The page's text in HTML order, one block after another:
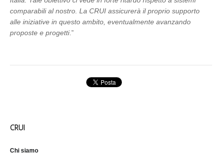
comparabili al nostro. La CRUI assicurerà il proprio supporto
alle iniziative in questo ambito, eventualmente avanzando
proposte e progetti.”
CRUI
Chi siamo